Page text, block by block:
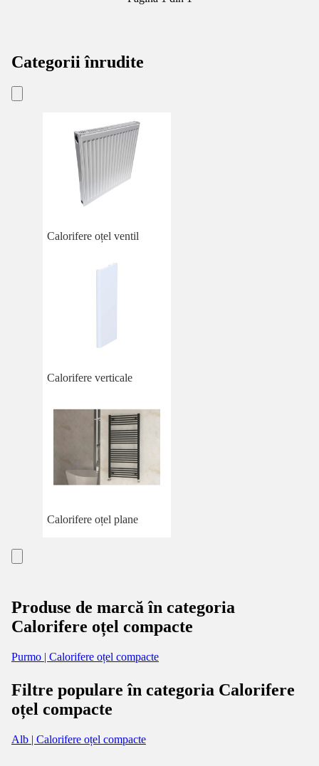
Categorii înrudite
Calorifere oțel ventil
Calorifere verticale
Calorifere oțel plane
Produse de marcă în categoria
Calorifere oțel compacte
Purmo | Calorifere oțel compacte
Filtre populare în categoria Calorifere
oțel compacte
Alb | Calorifere oțel compacte